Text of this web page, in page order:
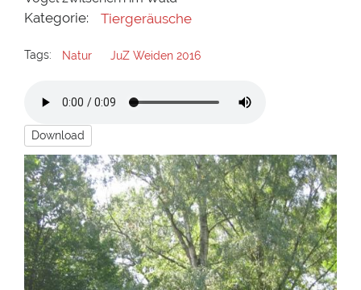
Kategorie: Tiergeräusche
Tags: Natur JuZ Weiden 2016
Download